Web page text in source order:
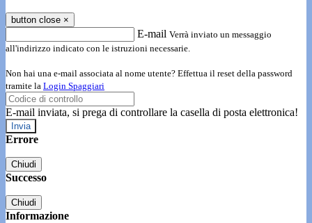
button close ×
E-mail Verrà inviato un messaggio
all'indirizzo indicato con le istruzioni necessarie.
Non hai una e-mail associata al nome utente? Effettua il reset della password
tramite la Login Spaggiari
E-mail inviata, si prega di controllare la casella di posta elettronica!
Errore
Chiudi
Successo
Chiudi
Informazione